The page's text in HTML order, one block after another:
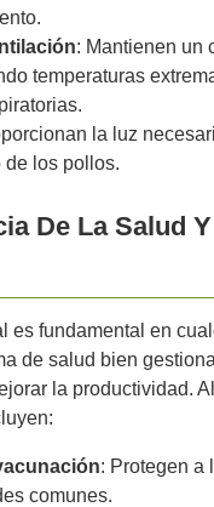
: Mantienen un
temperaturas
la luz
los pollos.
De La Salud
es fundamental en
de salud bien
la productividad.
: Protegen a
comunes.